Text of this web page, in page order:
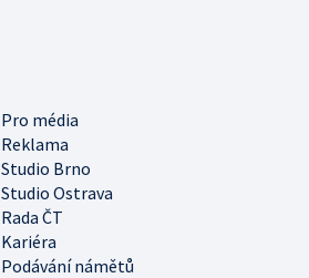
Pro média
Reklama
Studio Brno
Studio Ostrava
Rada ČT
Kariéra
Podávání námětů